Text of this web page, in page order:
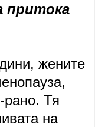
притока
жените
рано. Тя
на